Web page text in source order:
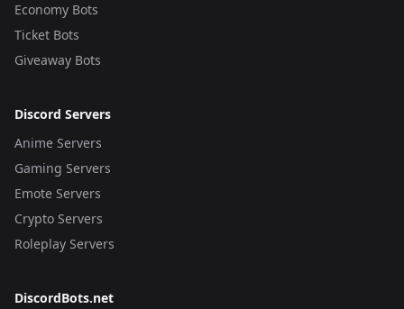
Economy Bots
Ticket Bots
Giveaway Bots
Discord Servers
Anime Servers
Gaming Servers
Emote Servers
Crypto Servers
Roleplay Servers
DiscordBots.net